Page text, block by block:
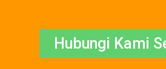
Hubungi Kami